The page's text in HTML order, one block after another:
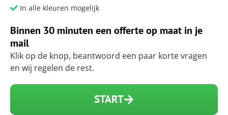
In alle kleuren mogelijk
Binnen 30 minuten een offerte op maat in je
mail
Klik op de knop, beantwoord een paar korte vragen
en wij regelen de rest.
START